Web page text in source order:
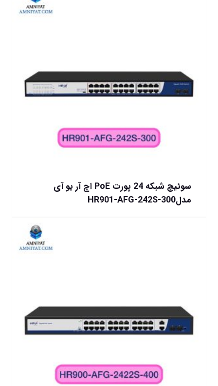
سوئیچ شبکه 24 پورت PoE اچ آر یو آی
مدلHR901-AFG-242S-300